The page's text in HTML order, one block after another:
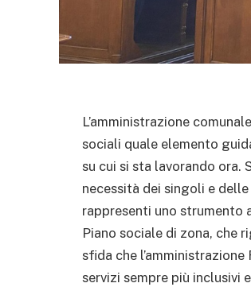
L’amministrazione
sociali quale elemento
su cui si sta lavorando
necessità dei singoli e
rappresenti uno strumento
Piano sociale di zona, che
sfida che
servizi sempre più inclusivi